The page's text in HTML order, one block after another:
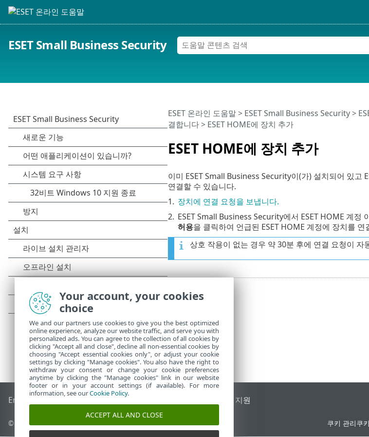
ESET Small Business Security
ESET HOME에 장치 추가
ESET 온라인 도움말> ESET Small Business Security>
결합니다> ESET HOME에 장치 추가
이미 ESET Small Business Security이(가) 설치되어 있고
연결할 수 있습니다.
1. 장치에 연결 요청을 보냅니다.
2. ESET Small Business Security에서 ESET HOME 계정
허용을 클릭하여 언급된 ESET HOME 계정에 장치를 연
상호 작용이 없는 경우 약 30분 후에 연결 요청이 자
End of Life ESET 지식 베이스 ESET 포럼 국가별 지원
© 1992 - 2026 ESET, spol. s r.o. - All rights reserved. 쿠키 관리쿠
Your account, your cookies
choice
We and our partners use cookies to give you the best optimized
online experience, analyze our website traffic, and serve you with
personalized ads. You can agree to the collection of all cookies by
clicking "Accept all and close", decline all non-essential cookies by
choosing "Accept essential cookies only", or adjust your cookie
settings by clicking "Manage cookies". You also have the right to
withdraw your consent or change your cookie preferences
anytime by clicking the "Manage cookies" link in our website
footer or in your account settings (if available). For more
information, see ourCookie Policy.
ACCEPT ALL AND CLOSE